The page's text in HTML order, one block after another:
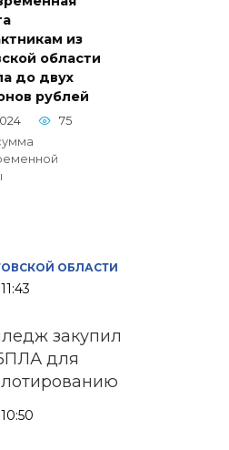
из
области
до двух
рублей
75
ОБЛАСТИ
закупил
для